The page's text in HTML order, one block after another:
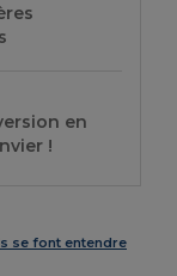
se font entendre
en
!